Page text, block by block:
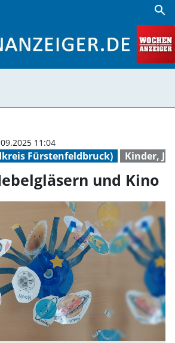
search
Fürstenfeldbruck) Kinder,
11:04
und Kino